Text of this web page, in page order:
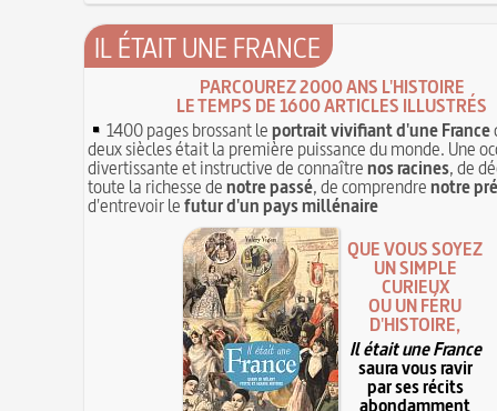
IL ÉTAIT UNE FRANCE
PARCOUREZ 2000 ANS L'HISTOIRE
LE TEMPS DE 1600 ARTICLES ILLUSTRÉS
1400 pages brossant leportrait vivifiant d'une France
deux siècles était la première puissance du monde. Une
divertissante et instructive de connaîtrenos racines, de
toute la richesse denotre passé, de comprendrenotre
d'entrevoir lefutur d'un pays millénaire
QUE VOUS SOYEZ
UN SIMPLE
CURIEUX
OU UN FÉRU
D'HISTOIRE,
Il était une France
saura vous ravir
par ses récits
abondamment